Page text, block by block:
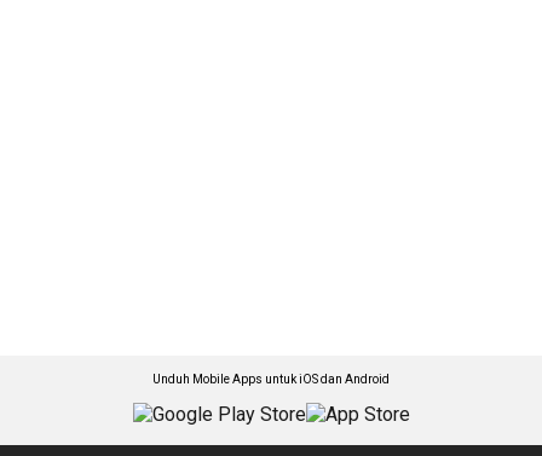
Unduh Mobile Apps untuk iOS dan Android